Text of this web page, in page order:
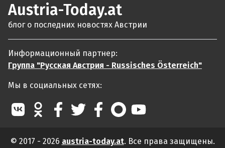
Austria-Today.at
блог о последних новостях Австрии
Информационный партнер:
Группа "Русская Австрия - Russisches Österreich"
Мы в социальных сетях:
© 2017 - 2026 austria-today.at. Все права защищены.